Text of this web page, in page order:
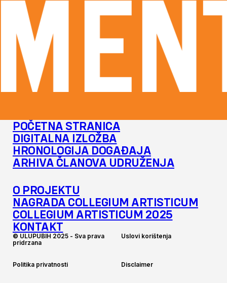
POČETNA STRANICA
DIGITALNA IZLOŽBA
HRONOLOGIJA DOGAĐAJA
ARHIVA ČLANOVA UDRUŽENJA
O PROJEKTU
NAGRADA COLLEGIUM ARTISTICUM
COLLEGIUM ARTISTICUM 2025
KONTAKT
© ULUPUBIH 2025 - Sva prava
pridrzana
Uslovi korištenja
Politika privatnosti Disclaimer